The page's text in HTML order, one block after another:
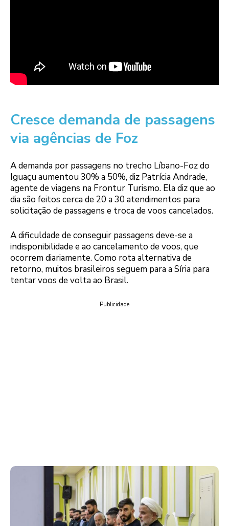
Cresce demanda de passagens
via agências de Foz
A demanda por passagens no trecho Líbano-Foz do
Iguaçu aumentou 30% a 50%, diz Patrícia Andrade,
agente de viagens na Frontur Turismo. Ela diz que ao
dia são feitos cerca de 20 a 30 atendimentos para
solicitação de passagens e troca de voos cancelados.
A dificuldade de conseguir passagens deve-se a
indisponibilidade e ao cancelamento de voos, que
ocorrem diariamente. Como rota alternativa de
retorno, muitos brasileiros seguem para a Síria para
tentar voos de volta ao Brasil.
Publicidade